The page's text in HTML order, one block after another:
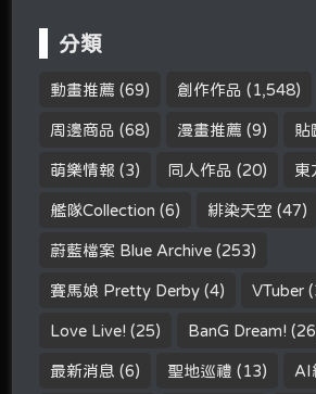
分類
動畫推薦 (69) 創作作品 (1,548)
周邊商品 (68) 漫畫推薦 (9) 貼
萌樂情報 (3) 同人作品 (20) 東
艦隊Collection (6) 緋染天空 (47)
蔚藍檔案 Blue Archive (253)
賽馬娘 Pretty Derby (4) VTuber
Love Live! (25) BanG Dream!
最新消息 (6) 聖地巡禮 (13) AI